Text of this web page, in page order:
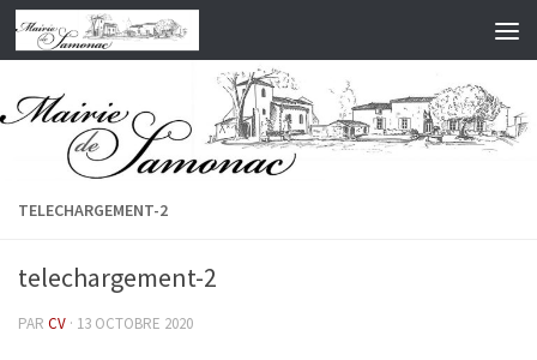
Skip to content
TELECHARGEMENT-2
telechargement-2
PAR CV · 13 OCTOBRE 2020